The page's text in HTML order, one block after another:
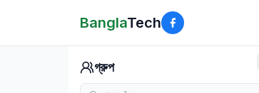
BanglaTech
গ্রুপ